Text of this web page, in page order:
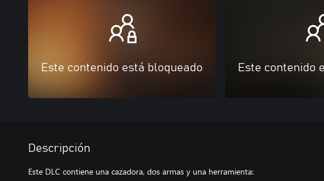
Este contenido está bloqueado Este contenido
Descripción
Este DLC contiene una cazadora, dos armas y una herramienta: